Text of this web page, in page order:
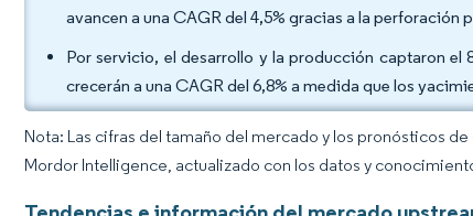
avancen a una CAGR del 4,5% gracias a la
Por servicio, el desarrollo y la producción captaron el
crecerán a una CAGR del 6,8% a medida que los
Nota: Las cifras del tamaño del mercado y los pronósticos
Mordor Intelligence, actualizado con los datos y